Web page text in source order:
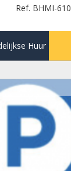
Ref. BHMI-610
Huur